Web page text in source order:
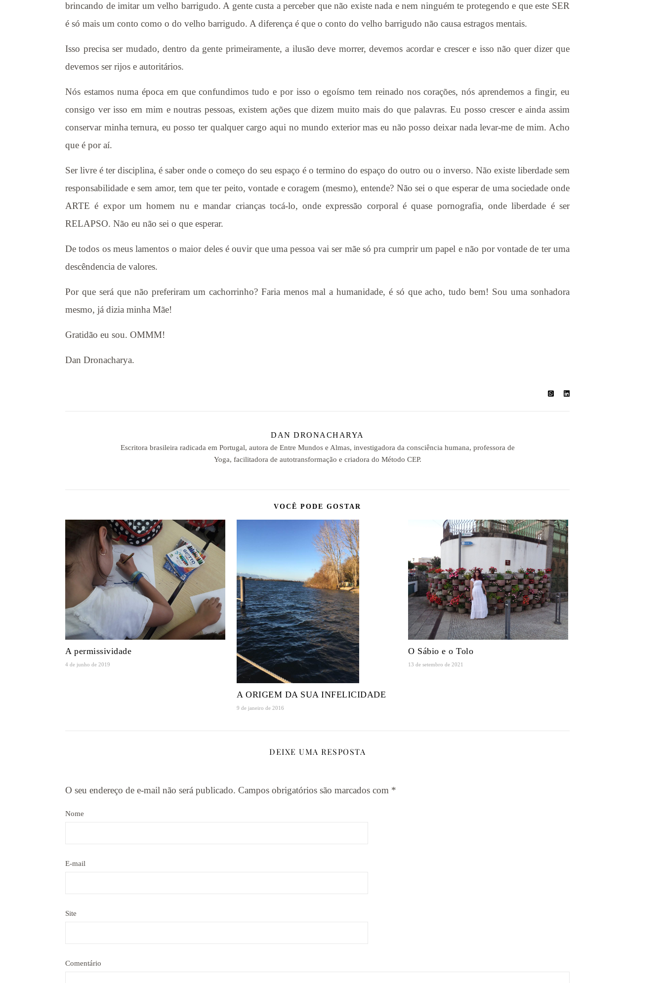
brincando de imitar um velho barrigudo. A gente custa a perceber que não existe nada e nem ninguém te protegendo e que este SER
é só mais um conto como o do velho barrigudo. A diferença é que o conto do velho barrigudo não causa estragos mentais.
Isso precisa ser mudado, dentro da gente primeiramente, a ilusão deve morrer, devemos acordar e crescer e isso não quer dizer que
devemos ser rijos e autoritários.
Nós estamos numa época em que confundimos tudo e por isso o egoísmo tem reinado nos corações, nós aprendemos a fingir, eu
consigo ver isso em mim e noutras pessoas, existem ações que dizem muito mais do que palavras. Eu posso crescer e ainda assim
conservar minha ternura, eu posso ter qualquer cargo aqui no mundo exterior mas eu não posso deixar nada levar-me de mim. Acho
que é por aí.
Ser livre é ter disciplina, é saber onde o começo do seu espaço é o termino do espaço do outro ou o inverso. Não existe liberdade sem
responsabilidade e sem amor, tem que ter peito, vontade e coragem (mesmo), entende? Não sei o que esperar de uma sociedade onde
ARTE é expor um homem nu e mandar crianças tocá-lo, onde expressão corporal é quase pornografia, onde liberdade é ser
RELAPSO. Não eu não sei o que esperar.
De todos os meus lamentos o maior deles é ouvir que uma pessoa vai ser mãe só pra cumprir um papel e não por vontade de ter uma
descêndencia de valores.
Por que será que não preferiram um cachorrinho? Faria menos mal a humanidade, é só que acho, tudo bem! Sou uma sonhadora
mesmo, já dizia minha Mãe!
Gratidão eu sou. OMMM!
Dan Dronacharya.
DAN DRONACHARYA
Escritora brasileira radicada em Portugal, autora de Entre Mundos e Almas, investigadora da consciência humana, professora de
Yoga, facilitadora de autotransformação e criadora do Método CEP.
VOCÊ PODE GOSTAR
A permissividade
4 de junho de 2019
A ORIGEM DA SUA INFELICIDADE
9 de janeiro de 2016
O Sábio e o Tolo
13 de setembro de 2021
DEIXE UMA RESPOSTA
O seu endereço de e-mail não será publicado. Campos obrigatórios são marcados com *
Nome
E-mail
Site
Comentário